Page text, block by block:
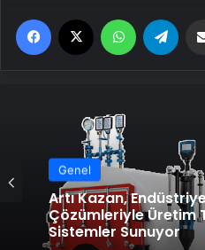
Facebook WhatsApp
Genel
Artı Kazan,
Çözümleriyle Üretim
Sistemler Sunuyor